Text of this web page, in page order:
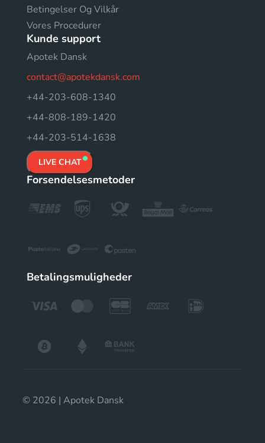
Betingelser Og Vilkår
Vores Procedurer
Kunde support
Apotek Dansk
contact@apotekdansk.com
+44-203-608-1340
+44-808-189-1420
+44-203-514-1638
LIVE CHAT
Forsendelsesmetoder
Betalingsmuligheder
© 2026 | Apotek Dansk